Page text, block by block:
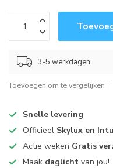
3-5 werkdagen
Toevoegen om te vergelijken
Snelle levering
Officieel Skylux en
Actie weken Gratis
Maak daglicht van jou!